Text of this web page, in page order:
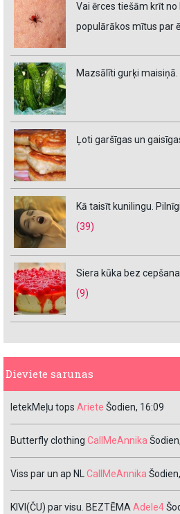
Vai ērces tiešām krīt
populārākos mītus par
Mazsālīti gurķi
Ļoti garšīgas un
Kā taisīt kunilingu.
(39)
Siera kūka bez
(9)
Dieviete sarunas
IetekMeļu tops Ariete Šodien, 16:09
Butterfly clothing CallMeAnnika
Viss par un ap NLCallMeAnnika
KIVI(ČU) par visu. BEZTĒMAAdele4